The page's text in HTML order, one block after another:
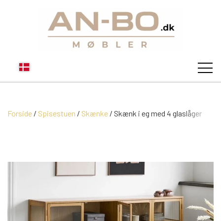
STUEN
MODUL SOFAER
MODUL SOFA DALLAS
SOFABORDE
SPISESTUEN
SOVEVÆRELSE
Forside Spisestuen Skænke Skænk i eg med 4 glaslåger